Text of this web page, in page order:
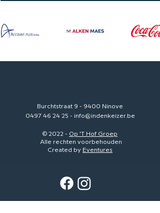
Burchtstraat 9 - 9400 Ninove
0497 46 24 25 - info@indenkeizer.be
© 2022 - Op 'T Hof Groep
Alle rechten voorbehouden
Created by Eventures